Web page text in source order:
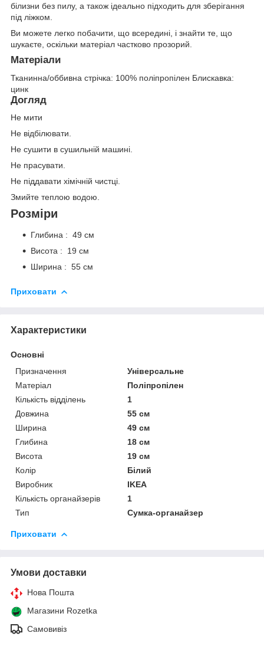
білизни без пилу, а також ідеально підходить для зберігання
під ліжком.
Ви можете легко побачити, що всередині, і знайти те, що
шукаєте, оскільки матеріал частково прозорий.
Матеріали
Тканинна/оббивна стрічка: 100% поліпропілен Блискавка:
цинк
Догляд
Не мити
Не відбілювати.
Не сушити в сушильній машині.
Не прасувати.
Не піддавати хімічній чистці.
Змийте теплою водою.
Розміри
Глибина : 49 см
Висота : 19 см
Ширина : 55 см
Приховати
Характеристики
Основні
Призначення
Універсальне
Матеріал
Поліпропілен
Кількість відділень
1
Довжина
55 см
Ширина
49 см
Глибина
18 см
Висота
19 см
Колір
Білий
Виробник
IKEA
Кількість органайзерів
1
Тип
Сумка-органайзер
Приховати
Умови доставки
Нова Пошта
Магазини Rozetka
Самовивіз